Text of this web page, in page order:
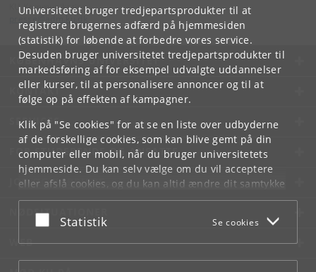
Universitetet bruger tredjepartsprodukter til at
registrere brugernes adfærd på hjemmesiden
(statistik) for løbende at forbedre vores service.
Desuden bruger universitetet tredjepartsprodukter til
markedsføring af for eksempel udvalgte uddannelser
eller kurser, til at personalisere annoncer og til at
følge op på effekten af kampagner.
Klik på "Se cookies" for at se en liste over udbyderne
af de forskellige cookies, som kan blive gemt på din
computer eller mobil, når du bruger universitetets
hjemmeside. Du kan selv vælge om du vil acceptere
eller afslå cookies, og du kan altid ændre dit samtykke
underCookie- og privatlivspolitiksom du finder i
bunden af hver side.
Acceptér eller afslå
Statistik Se cookies
KU Kommunikation
KØBENHAVNS UNIVERSITET
KONTAKT
SERVICES
FOR STUDERENDE OG ANSATTE
JOB OG KARRIERE
NØDSITUATIONER
WEB